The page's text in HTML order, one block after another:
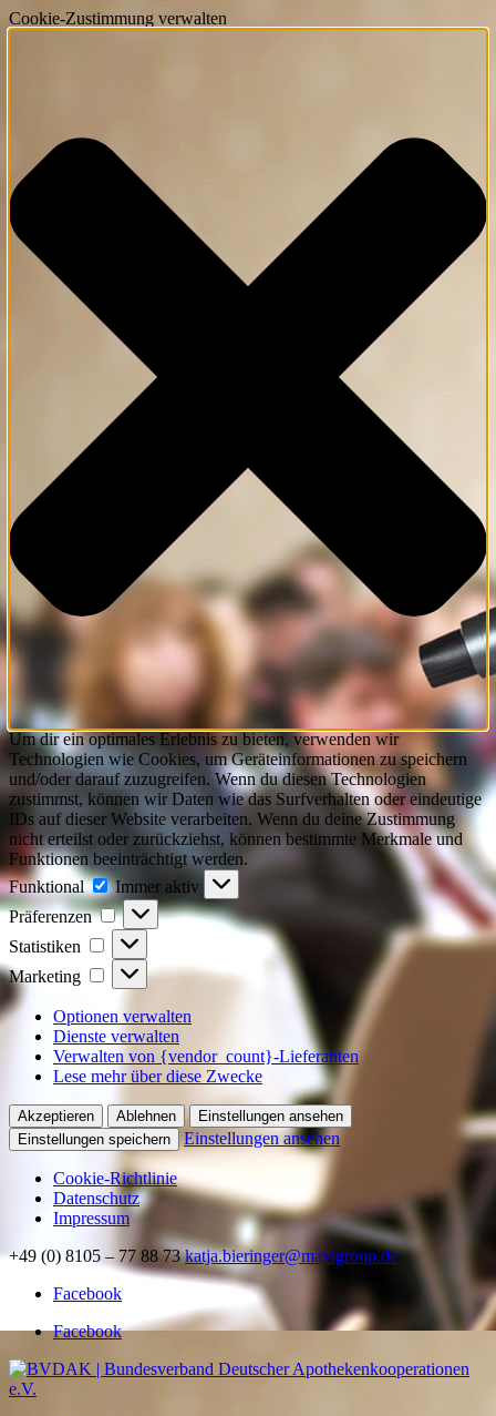
Cookie-Zustimmung verwalten
Um dir ein optimales Erlebnis zu bieten, verwenden wir
Technologien wie Cookies, um Geräteinformationen zu speichern
und/oder darauf zuzugreifen. Wenn du diesen Technologien
zustimmst, können wir Daten wie das Surfverhalten oder eindeutige
IDs auf dieser Website verarbeiten. Wenn du deine Zustimmung
nicht erteilst oder zurückziehst, können bestimmte Merkmale und
Funktionen beeinträchtigt werden.
Funktional
Funktional
Immer aktiv
Präferenzen
Präferenzen
Statistiken Statistiken
Marketing Marketing
Optionen verwalten
Dienste verwalten
Verwalten von {vendor_count}-Lieferanten
Lese mehr über diese Zwecke
Akzeptieren Ablehnen
Einstellungen ansehen
Einstellungen speichern
Einstellungen ansehen
Cookie-Richtlinie
Datenschutz
Impressum
+49 (0) 8105 – 77 88 73 katja.bieringer@mavigroup.de
Facebook
Facebook